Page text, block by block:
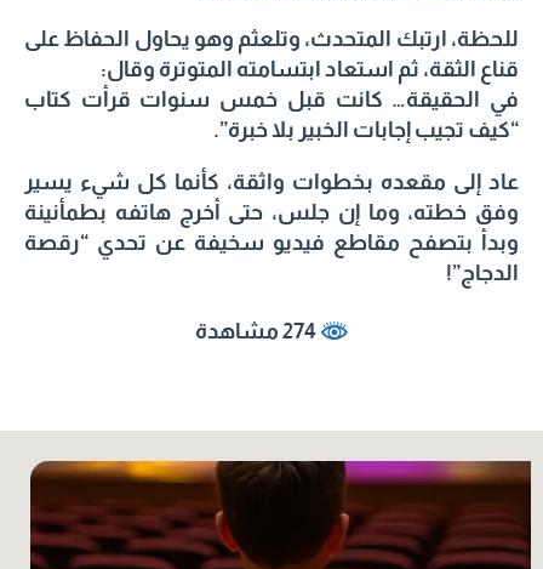
للحظة، ارتبك المتحدث، وتلعثم وهو يحاول الحفاظ على
قناع الثقة، ثم استعاد ابتسامته المتوترة وقال:
في الحقيقة… كانت قبل خمس سنوات قرأت كتاب
“كيف تجيب إجابات الخبير بلا خبرة”.
عاد إلى مقعده بخطوات واثقة، كأنما كل شيء يسير
وفق خطته، وما إن جلس، حتى أخرج هاتفه بطمأنينة
وبدأ بتصفح مقاطع فيديو سخيفة عن تحدي “رقصة
الدجاج”!
274 مشاهدة